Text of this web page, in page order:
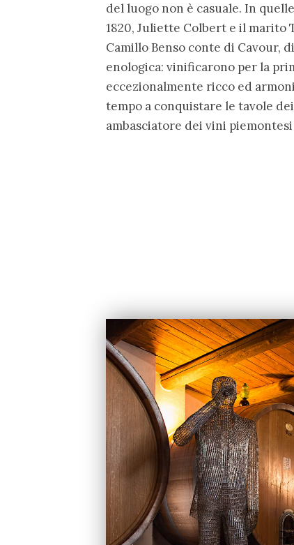
del luogo non è casuale. In
1820, Juliette Colbert e il marito
Camillo Benso conte di Cavour,
enologica: vinificarono per la
eccezionalmente ricco ed
tempo a conquistare le tavole
ambasciatore dei vini